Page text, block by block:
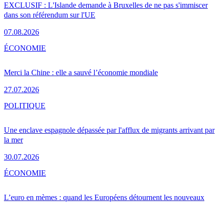
EXCLUSIF : L'Islande demande à Bruxelles de ne pas s'immiscer
dans son référendum sur l'UE
07.08.2026
Merci la Chine : elle a sauvé l’économie mondiale
27.07.2026
ÉCONOMIE
Une enclave espagnole dépassée par l'afflux de migrants arrivant par
la mer
30.07.2026
POLITIQUE
L’euro en mèmes : quand les Européens détournent les nouveaux
ÉCONOMIE